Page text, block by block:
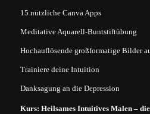
15 nützliche Canva Apps
Meditative Aquarell-Buntstiftübung
Hochauflösende großformatige Bilder
Trainiere deine Intuition
Danksagung an die Depression
Kurs: Heilsames Intuitives Malen –